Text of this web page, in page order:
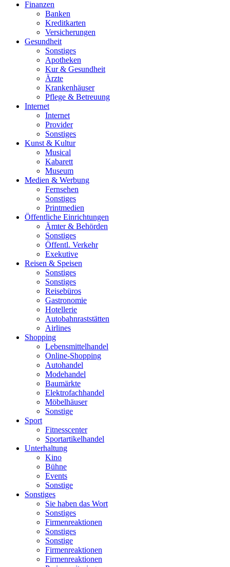
Finanzen
Banken
Kreditkarten
Versicherungen
Gesundheit
Sonstiges
Apotheken
Kur & Gesundheit
Ärzte
Krankenhäuser
Pflege & Betreuung
Internet
Internet
Provider
Sonstiges
Kunst & Kultur
Musical
Kabarett
Museum
Medien & Werbung
Fernsehen
Sonstiges
Printmedien
Öffentliche Einrichtungen
Ämter & Behörden
Sonstiges
Öffentl. Verkehr
Exekutive
Reisen & Speisen
Sonstiges
Sonstiges
Reisebüros
Gastronomie
Hotellerie
Autobahnraststätten
Airlines
Shopping
Lebensmittelhandel
Online-Shopping
Autohandel
Modehandel
Baumärkte
Elektrofachhandel
Möbelhäuser
Sonstige
Sport
Fitnesscenter
Sportartikelhandel
Unterhaltung
Kino
Bühne
Events
Sonstige
Sonstiges
Sie haben das Wort
Sonstiges
Firmenreaktionen
Sonstiges
Sonstige
Firmenreaktionen
Firmenreaktionen